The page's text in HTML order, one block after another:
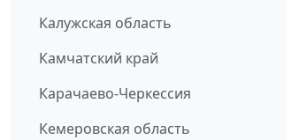
Калужская область
Камчатский край
Карачаево-Черкессия
Кемеровская область